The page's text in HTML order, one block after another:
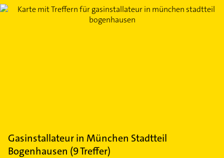
Gasinstallateurin München Stadtteil
Bogenhausen (9Treffer)